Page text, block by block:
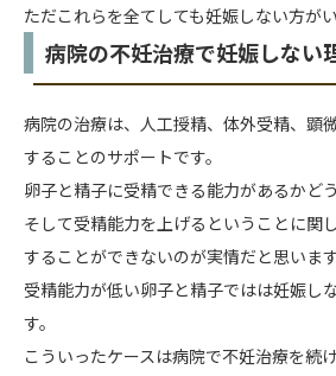
ただこれらを全てしても妊娠しない方がい
病院の不妊治療で妊娠しない
病院の治療は、人工授精、体外受精、顕
することのサポートです。
卵子と精子に受精できる能力があるかどう
そして受精能力を上げるということに関
することができないのが実情だと思います
受精能力が低い卵子と精子ではは妊娠し
す。
こういったケースは病院で不妊治療を続